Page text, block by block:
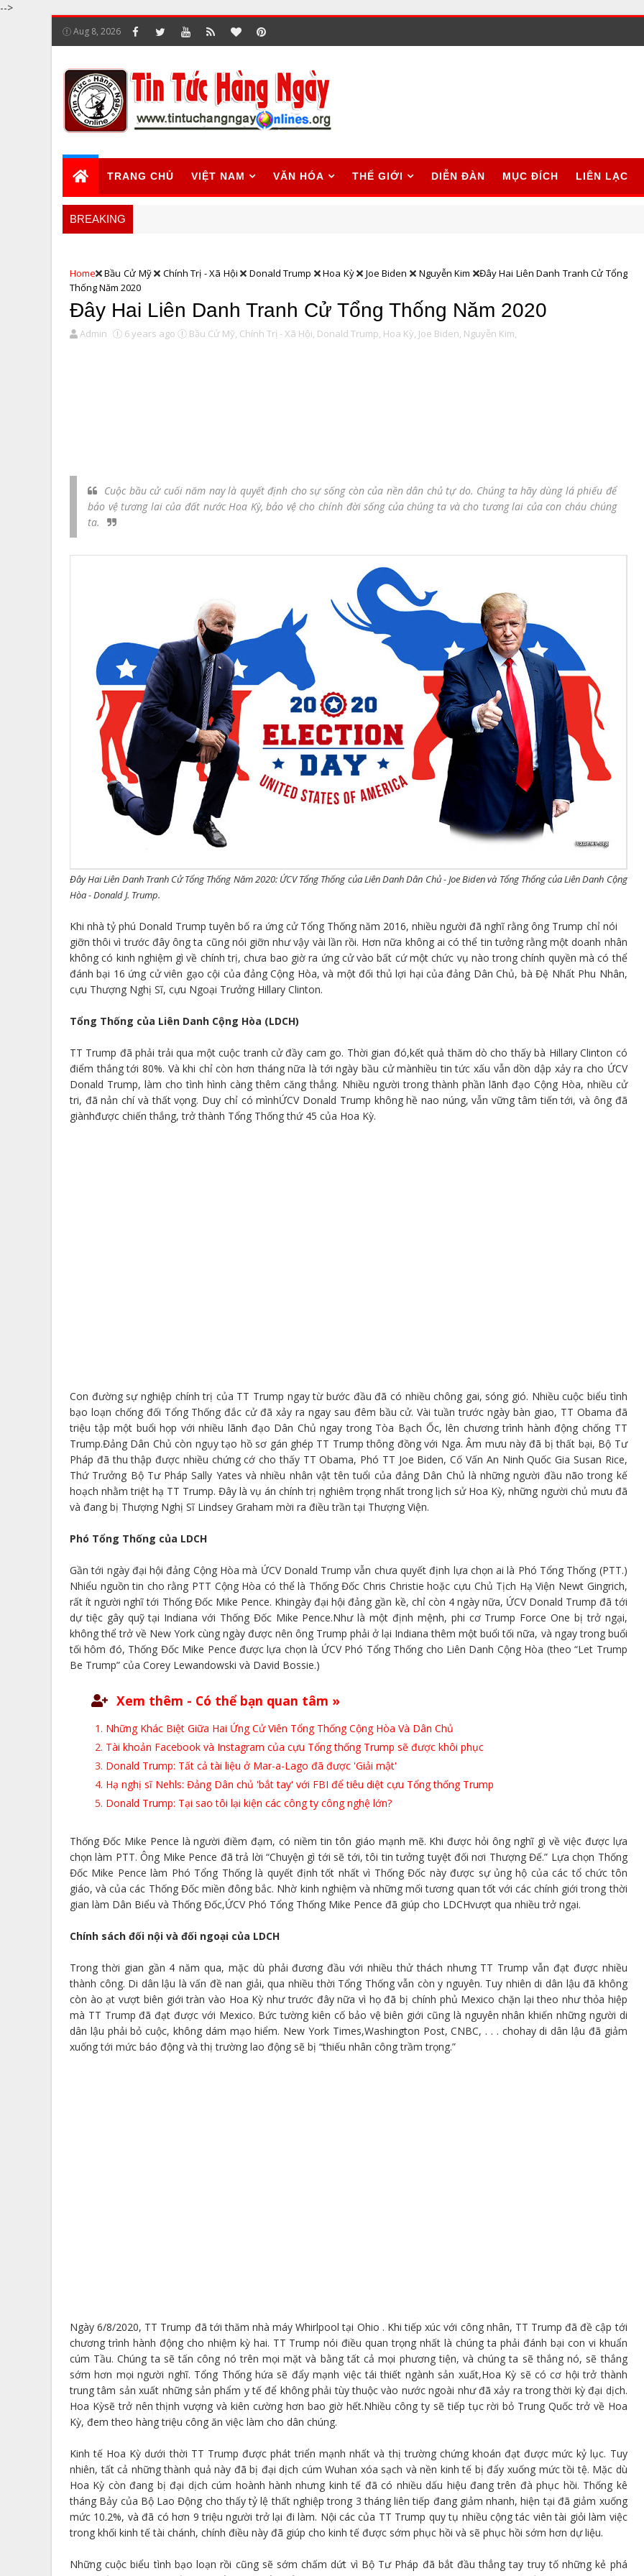
-->
Aug 8, 2026
TRANG CHỦ VIỆT NAM VĂN HÓA THẾ GIỚI DIỄN ĐÀN MỤC ĐÍCH LIÊN LẠC
BREAKING
Home Bầu Cử Mỹ Chính Trị - Xã Hội Donald Trump Hoa Kỳ Joe Biden Nguyễn Kim
Đây Hai Liên Danh Tranh Cử Tổng
Thống Năm 2020
Đây Hai Liên Danh Tranh Cử Tổng Thống Năm 2020
Admin 6 years ago Bầu Cử Mỹ, Chính Trị - Xã Hội, Donald Trump, Hoa Kỳ, Joe Biden, Nguyễn Kim,
Cuộc bầu cử cuối năm nay là quyết định cho sự sống còn của nền dân chủ tự do. Chúng ta hãy dùng lá phiếu để
bảo vệ tương lai của đất nước Hoa Kỳ, bảo vệ cho chính đời sống của chúng ta và cho tương lai của con cháu chúng
ta.
Đây Hai Liên Danh Tranh Cử Tổng Thống Năm 2020: ỨCV Tổng Thống của Liên Danh Dân Chủ - Joe Biden và Tổng Thống của Liên Danh Cộng
Hòa - Donald J. Trump.
Khi nhà tỷ phú Donald Trump tuyên bố ra ứng cử Tổng Thống năm 2016, nhiều người đã nghĩ rằng ông Trump chỉ nói
giỡn thôi vì trước đây ông ta cũng nói giỡn như vậy vài lần rồi. Hơn nữa không ai có thể tin tưởng rằng một doanh nhân
không có kinh nghiệm gì về chính trị, chưa bao giờ ra ứng cử vào bất cứ một chức vụ nào trong chính quyền mà có thể
đánh bại 16 ứng cử viên gạo cội của đảng Cộng Hòa, và một đối thủ lợi hại của đảng Dân Chủ, bà Đệ Nhất Phu Nhân,
cựu Thượng Nghị Sĩ, cựu Ngoại Trưởng Hillary Clinton.
Tổng Thống của Liên Danh Cộng Hòa (LDCH)
TT Trump đã phải trải qua một cuộc tranh cử đầy cam go. Thời gian đó,kết quả thăm dò cho thấy bà Hillary Clinton có
điểm thắng tới 80%. Và khi chỉ còn hơn tháng nữa là tới ngày bầu cử mànhiều tin tức xấu vẫn dồn dập xảy ra cho ỨCV
Donald Trump, làm cho tình hình càng thêm căng thẳng. Nhiều người trong thành phần lãnh đạo Cộng Hòa, nhiều cử
tri, đã nản chí và thất vọng. Duy chỉ có mìnhỨCV Donald Trump không hề nao núng, vẫn vững tâm tiến tới, và ông đã
giànhđược chiến thắng, trở thành Tổng Thống thứ 45 của Hoa Kỳ.
Con đường sự nghiệp chính trị của TT Trump ngay từ bước đầu đã có nhiều chông gai, sóng gió. Nhiều cuộc biểu tình
bạo loạn chống đối Tổng Thống đắc cử đã xảy ra ngay sau đêm bầu cử. Vài tuần trước ngày bàn giao, TT Obama đã
triệu tập một buổi họp với nhiều lãnh đạo Dân Chủ ngay trong Tòa Bạch Ốc, lên chương trình hành động chống TT
Trump.Đảng Dân Chủ còn ngụy tạo hồ sơ gán ghép TT Trump thông đồng với Nga. Âm mưu này đã bị thất bại, Bộ Tư
Pháp đã thu thập được nhiều chứng cớ cho thấy TT Obama, Phó TT Joe Biden, Cố Vấn An Ninh Quốc Gia Susan Rice,
Thứ Trưởng Bộ Tư Pháp Sally Yates và nhiều nhân vật tên tuổi của đảng Dân Chủ là những người đầu não trong kế
hoạch nhằm triệt hạ TT Trump. Đây là vụ án chính trị nghiêm trọng nhất trong lịch sử Hoa Kỳ, những người chủ mưu đã
và đang bị Thượng Nghị Sĩ Lindsey Graham mời ra điều trần tại Thượng Viện.
Phó Tổng Thống của LDCH
Gần tới ngày đại hội đảng Cộng Hòa mà ỨCV Donald Trump vẫn chưa quyết định lựa chọn ai là Phó Tổng Thống (PTT.)
Nhiểu nguồn tin cho rằng PTT Cộng Hòa có thể là Thống Đốc Chris Christie hoặc cựu Chủ Tịch Hạ Viện Newt Gingrich,
rất ít người nghĩ tới Thống Đốc Mike Pence. Khingày đại hội đảng gần kề, chỉ còn 4 ngày nữa, ỨCV Donald Trump đã tới
dự tiệc gây quỹ tại Indiana với Thống Đốc Mike Pence.Như là một định mệnh, phi cơ Trump Force One bị trở ngại,
không thể trở về New York cùng ngày được nên ông Trump phải ở lại Indiana thêm một buổi tối nữa, và ngay trong buổi
tối hôm đó, Thống Đốc Mike Pence được lựa chọn là ỨCV Phó Tổng Thống cho Liên Danh Cộng Hòa (theo “Let Trump
Be Trump” của Corey Lewandowski và David Bossie.)
Xem thêm - Có thể bạn quan tâm »
Những Khác Biệt Giữa Hai Ứng Cử Viên Tổng Thống Cộng Hòa Và Dân Chủ
Tài khoản Facebook và Instagram của cựu Tổng thống Trump sẽ được khôi phục
Donald Trump: Tất cả tài liệu ở Mar-a-Lago đã được 'Giải mật'
Hạ nghị sĩ Nehls: Đảng Dân chủ 'bắt tay' với FBI để tiêu diệt cựu Tổng thống Trump
Donald Trump: Tại sao tôi lại kiện các công ty công nghệ lớn?
Thống Đốc Mike Pence là người điềm đạm, có niềm tin tôn giáo mạnh mẽ. Khi được hỏi ông nghĩ gì về việc được lựa
chọn làm PTT. Ông Mike Pence đã trả lời “Chuyện gì tới sẽ tới, tôi tin tưởng tuyệt đối nơi Thượng Đế.” Lựa chọn Thống
Đốc Mike Pence làm Phó Tổng Thống là quyết định tốt nhất vì Thống Đốc này được sự ủng hộ của các tổ chức tôn
giáo, và của các Thống Đốc miền đông bắc. Nhờ kinh nghiệm và những mối tương quan tốt với các chính giới trong thời
gian làm Dân Biểu và Thống Đốc,ỨCV Phó Tổng Thống Mike Pence đã giúp cho LDCHvượt qua nhiều trở ngại.
Chính sách đối nội và đối ngoại của LDCH
Trong thời gian gần 4 năm qua, mặc dù phải đương đầu với nhiều thử thách nhưng TT Trump vẫn đạt được nhiều
thành công. Di dân lậu là vấn đề nan giải, qua nhiều thời Tổng Thống vẫn còn y nguyên. Tuy nhiên di dân lậu đã không
còn ào ạt vượt biên giới tràn vào Hoa Kỳ như trước đây nữa vì họ đã bị chính phủ Mexico chặn lại theo như thỏa hiệp
mà TT Trump đã đạt được với Mexico. Bức tường kiên cố bảo vệ biên giới cũng là nguyên nhân khiến những người di
dân lậu phải bỏ cuộc, không dám mạo hiểm. New York Times,Washington Post, CNBC, . . . chohay di dân lậu đã giảm
xuống tới mức báo động và thị trường lao động sẽ bị “thiếu nhân công trầm trọng.”
Ngày 6/8/2020, TT Trump đã tới thăm nhà máy Whirlpool tại Ohio . Khi tiếp xúc với công nhân, TT Trump đã đề cập tới
chương trình hành động cho nhiệm kỳ hai. TT Trump nói điều quan trọng nhất là chúng ta phải đánh bại con vi khuẩn
cúm Tầu. Chúng ta sẽ tấn công nó trên mọi mặt và bằng tất cả mọi phương tiện, và chúng ta sẽ thắng nó, sẽ thắng
sớm hơn mọi người nghĩ. Tổng Thống hứa sẽ đẩy mạnh việc tái thiết ngành sản xuất,Hoa Kỳ sẽ có cơ hội trở thành
trung tâm sản xuất những sản phẩm y tế để không phải tùy thuộc vào nước ngoài như đã xảy ra trong thời kỳ đại dịch.
Hoa Kỳsẽ trở nên thịnh vượng và kiên cường hơn bao giờ hết.Nhiều công ty sẽ tiếp tục rời bỏ Trung Quốc trở về Hoa
Kỳ, đem theo hàng triệu công ăn việc làm cho dân chúng.
Kinh tế Hoa Kỳ dưới thời TT Trump được phát triển mạnh nhất và thị trường chứng khoán đạt được mức kỷ lục. Tuy
nhiên, tất cả những thành quả này đã bị đại dịch cúm Wuhan xóa sạch và nền kinh tế bị đẩy xuống mức tồi tệ. Mặc dù
Hoa Kỳ còn đang bị đại dịch cúm hoành hành nhưng kinh tế đã có nhiều dấu hiệu đang trên đà phục hồi. Thống kê
tháng Bảy của Bộ Lao Động cho thấy tỷ lệ thất nghiệp trong 3 tháng liên tiếp đang giảm nhanh, hiện tại đã giảm xuống
mức 10.2%, và đã có hơn 9 triệu người trở lại đi làm. Nội các của TT Trump quy tụ nhiều cộng tác viên tài giỏi làm việc
trong khối kinh tế tài chánh, chính điều này đã giúp cho kinh tế được sớm phục hồi và sẽ phục hồi sớm hơn dự liệu.
Những cuộc biểu tình bạo loạn rồi cũng sẽ sớm chấm dứt vì Bộ Tư Pháp đã bắt đầu thẳng tay truy tố những kẻ phá